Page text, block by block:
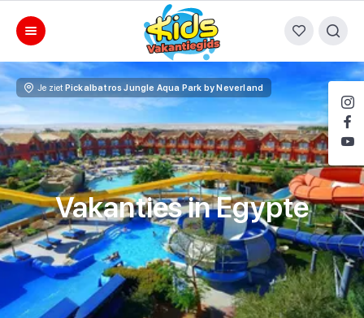
Vakanties in Egypte
Je ziet Pickalbatros Jungle Aqua Park by Neverland